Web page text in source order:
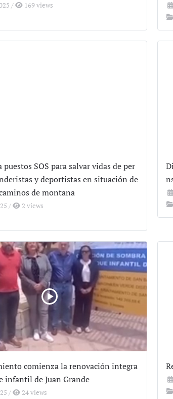
/
169 views
puestos SOS para salvar vidas de per
y deportistas en situación de
de montana
/
2 views
comienza la renovación integra
infantil de Juan Grande
/
24 views